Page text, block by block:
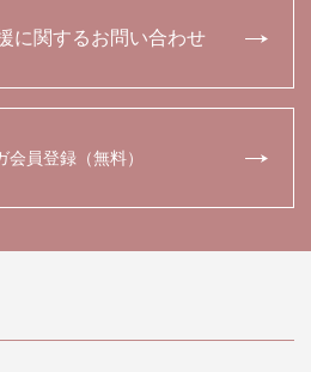
に関するお問い合わせ
会員登録（無料）